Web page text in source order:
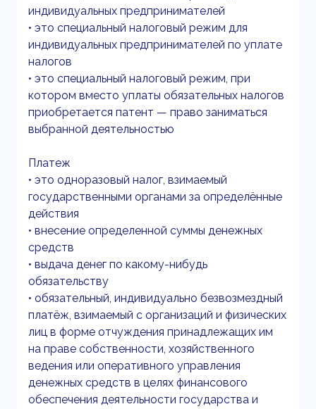
индивидуальных предпринимателей
• это специальный налоговый режим для
индивидуальных предпринимателей по уплате
налогов
• это специальный налоговый режим, при
котором вместо уплаты обязательных налогов
приобретается патент — право заниматься
выбранной деятельностью
Платеж
• это одноразовый налог, взимаемый
государственными органами за определённые
действия
• внесение определенной суммы денежных
средств
• выдача денег по какому-нибудь
обязательству
• обязательный, индивидуально безвозмездный
платёж, взимаемый с организаций и физических
лиц в форме отчуждения принадлежащих им
на праве собственности, хозяйственного
ведения или оперативного управления
денежных средств в целях финансового
обеспечения деятельности государства и